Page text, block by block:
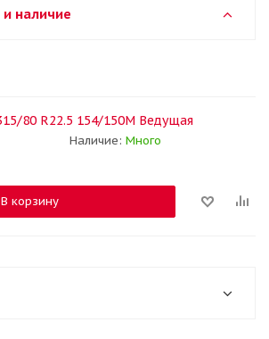
наличие
80 R22.5 154/150M Ведущая
Наличие: Много
В корзину